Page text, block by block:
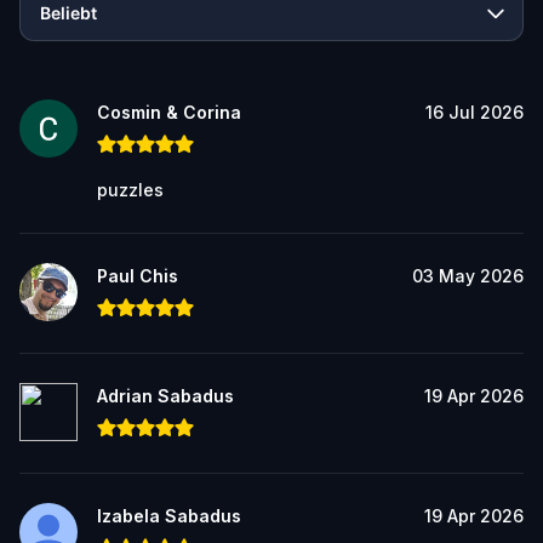
Beliebt
Cosmin & Corina 16 Jul 2026
puzzles
Paul Chis 03 May 2026
Adrian Sabadus 19 Apr 2026
Izabela Sabadus 19 Apr 2026